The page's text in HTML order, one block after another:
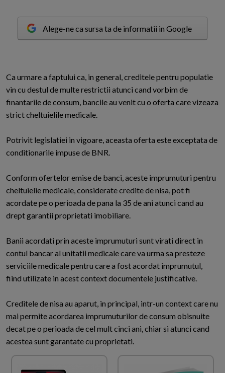
Alege-ne ca sursa ta de informatii in Google
Ca urmare a faptului ca, in general, creditele pentru populatie
vin cu destul de multe restrictii atunci cand vorbim de
finantarile de consum, bancile au venit cu o oferta care vizeaza
strict cheltuielile medicale.
Potrivit legislatiei in vigoare, aceasta oferta este exceptata de
conditionarile impuse de BNR.
Conform ofertelor emise de banci, aceste imprumuturi pentru
cheltuielie medicale, considerate credite de nisa, pot fi
acordate pe o perioada de pana la 35 de ani atunci cand au
drept garantii proprietati imobiliare.
Banii acordati prin aceste imprumuturi sunt virati direct in
contul bancar al unitatii medicale care va urma sa presteze
serviciile medicale pentru care a fost acordat imprumutul,
fiind utilizate in acest context documentele justificative.
Creditele de nisa au aparut, in principal, intr-un context care nu
mai permite acordarea imprumuturilor de consum obisnuite
decat pe o perioada de cel mult cinci ani, chiar si atunci cand
acestea sunt garantate cu proprietati.